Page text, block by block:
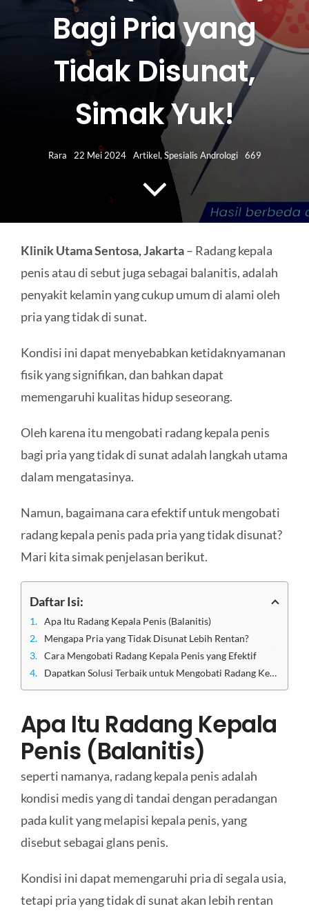
HUBUNGI KAMI
Bagi Pria yang
Tidak Disunat,
Simak Yuk!
Rara 22 Mei 2024 Artikel,Spesialis Andrologi 669
Klinik Utama Sentosa, Jakarta– Radang kepala
penis atau di sebut juga sebagai balanitis, adalah
penyakit kelamin yang cukup umum di alami oleh
pria yang tidak di sunat.
Kondisi ini dapat menyebabkan ketidaknyamanan
fisik yang signifikan, dan bahkan dapat
memengaruhi kualitas hidup seseorang.
Oleh karena itu mengobati radang kepala penis
bagi pria yang tidak di sunat adalah langkah utama
dalam mengatasinya.
Namun, bagaimana cara efektif untuk mengobati
radang kepala penis pada pria yang tidak disunat?
Mari kita simak penjelasan berikut.
Daftar Isi:
Apa Itu Radang Kepala Penis (Balanitis)
Mengapa Pria yang Tidak Disunat Lebih Rentan?
Cara Mengobati Radang Kepala Penis yang Efektif
Dapatkan Solusi Terbaik untuk Mengobati Radang Kepala Penis di Klinik Utama Sentosa
Apa Itu Radang Kepala
Penis (Balanitis)
seperti namanya, radang kepala penis adalah
kondisi medis yang di tandai dengan peradangan
pada kulit yang melapisi kepala penis, yang
disebut sebagai glans penis.
Kondisi ini dapat memengaruhi pria di segala usia,
tetapi pria yang tidak di sunat akan lebih rentan